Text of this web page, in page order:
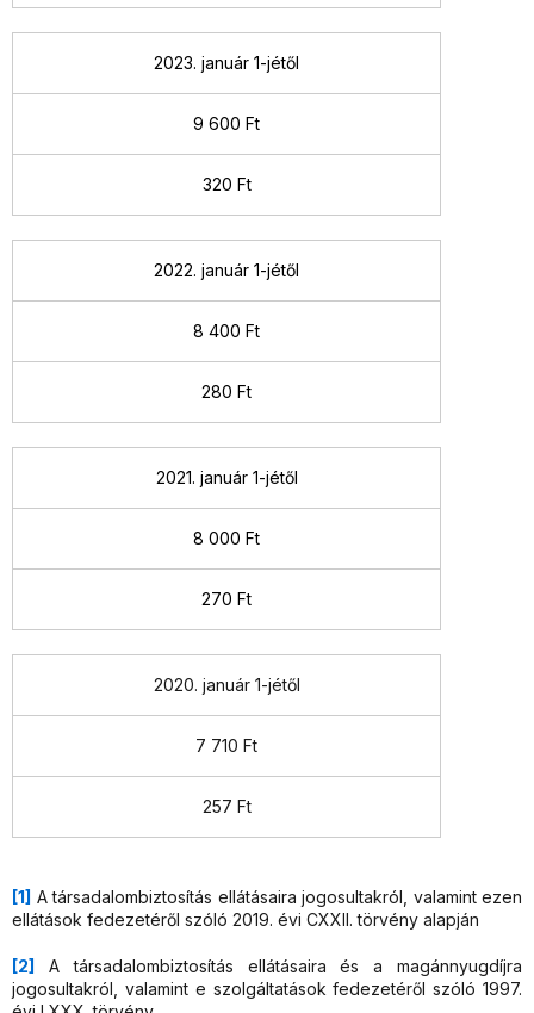
2023. január 1-jétől
9 600 Ft
320 Ft
2022. január 1-jétől
8 400 Ft
280 Ft
2021. január 1-jétől
8 000 Ft
270 Ft
2020. január 1-jétől
7 710 Ft
257 Ft
[1] A társadalombiztosítás ellátásaira jogosultakról, valamint ezen
ellátások fedezetéről szóló 2019. évi CXXII. törvény alapján
[2]
A társadalombiztosítás ellátásaira és a magánnyugdíjra
jogosultakról, valamint e szolgáltatások fedezetéről szóló 1997.